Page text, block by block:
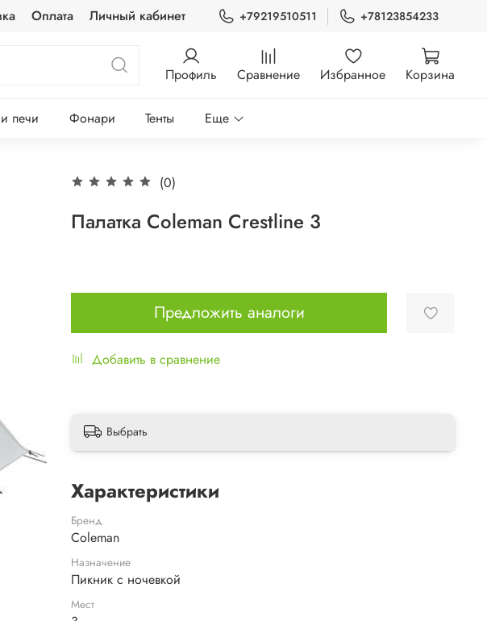
Оплата Личный кабинет +79219510511 +78123854233
Профиль Сравнение Избранное Корзина
печи Фонари Тенты Еще
(0)
Палатка Coleman Crestline 3
Предложить аналоги
Добавить в сравнение
Выбрать
Характеристики
Бренд
Coleman
Назначение
Пикник с ночевкой
Мест